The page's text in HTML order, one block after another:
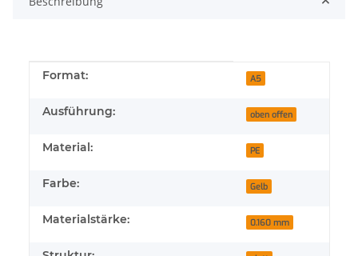
Produkteigenschaft
Wert
Format: A5
Ausführung: oben offen
Material: PE
Farbe: Gelb
Materialstärke: 0.160 mm